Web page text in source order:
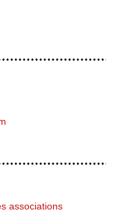
associations